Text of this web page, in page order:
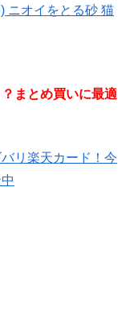
ニオイをとる砂 猫
まとめ買いに最適
リ楽天カード！今